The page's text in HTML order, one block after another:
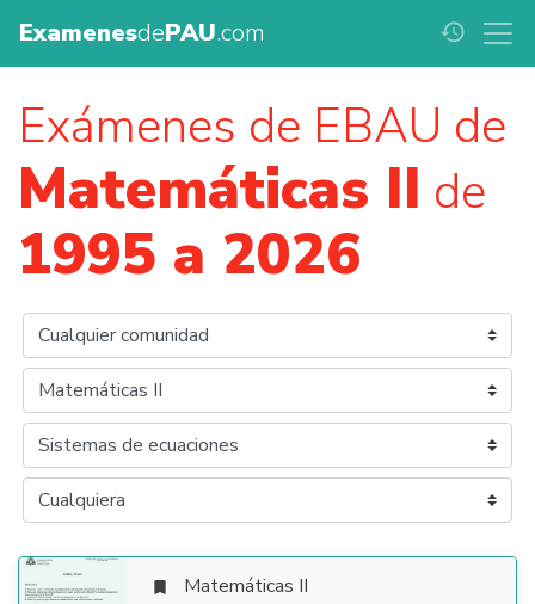
ExamenesdePAU.com history
Exámenes de EBAU de
Matemáticas II de
1995 a 2026
 Matemáticas II